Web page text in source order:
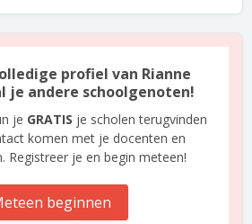
profiel van Rianne
je andere schoolgenoten!
je GRATIS je scholen terugvinden
komen met je docenten en
Registreer je en begin meteen!
beginnen